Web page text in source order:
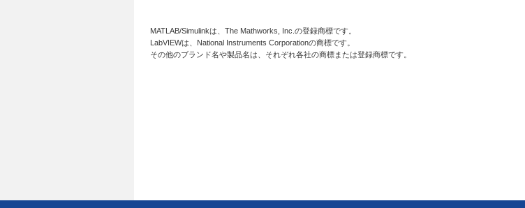
MATLAB/Simulinkは、The Mathworks, Inc.の登録商標です。
LabVIEWは、National Instruments Corporationの商標です。
その他のブランド名や製品名は、それぞれ各社の商標または登録商標です。